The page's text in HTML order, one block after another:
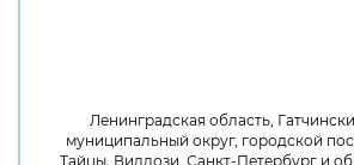
Ленинградская область,
муниципальный округ, городской
Тайцы, Виллози, Санкт-Петербург и